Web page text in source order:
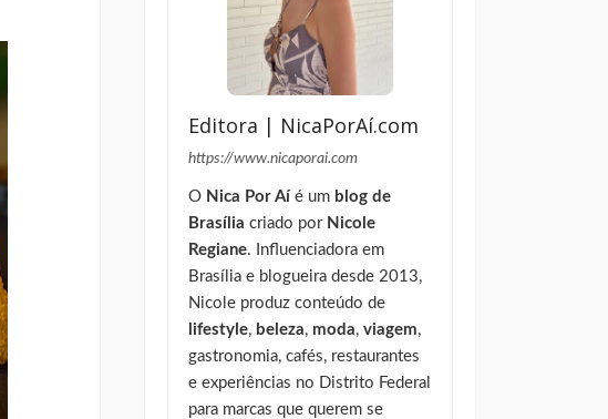
Editora | NicaPorAí.com
https://www.nicaporai.com
O Nica Por Aíé um blog de
Brasília criado por Nicole
Regiane. Influenciadora em
Brasília e blogueira desde 2013,
Nicole produz conteúdo de
lifestyle, beleza, moda,viagem,
gastronomia, cafés, restaurantes
e experiências no Distrito Federal
para marcas que querem se